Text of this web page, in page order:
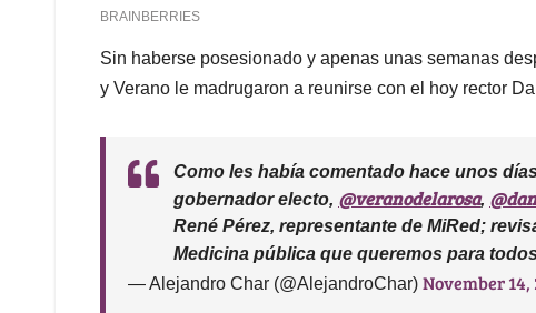
Sin haberse posesionado y apenas unas semanas
y Verano le madrugaron a reunirse con el hoy rector
Como les había comentado hace unos
gobernador electo, @veranodelarosa,
René Pérez, representante de MiRed;
Medicina pública que queremos para
— Alejandro Char (@AlejandroChar) November 14,